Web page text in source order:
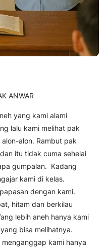
ANWAR
yang kami alami
lalu kami melihat pak
alon. Rambut pak
itu tidak cuma sehelai
gumpalan. Kadang
kami di kelas.
dengan kami.
hitam dan berkilau
lebih aneh hanya kami
bisa melihatnya.
kami hanya